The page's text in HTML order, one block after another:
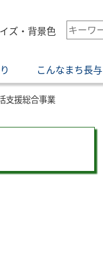
ズ・背景色
検
索
ー
ワ
こんなまち長与
支援総合事業